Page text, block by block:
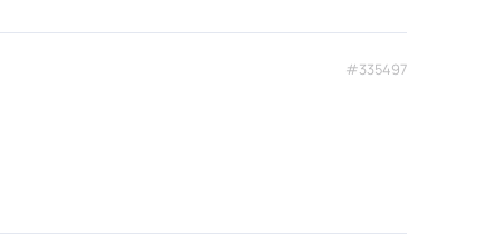
#335497